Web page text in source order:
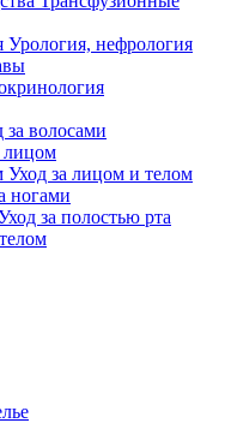
Урология, нефрология
за волосами
лицом
Уход за лицом и телом
ногами
за полостью рта